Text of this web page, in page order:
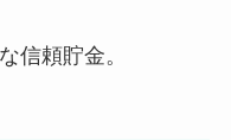
信頼貯金。